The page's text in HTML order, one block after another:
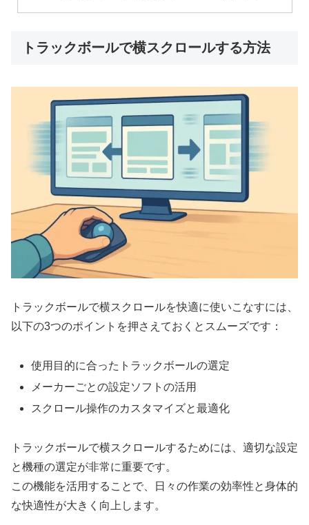
トラックボールで横スクロールする方法
トラックボールで横スクロールを快適に使いこなすには、
以下の3つのポイントを押さえておくとスムーズです：
使用目的に合ったトラックボールの選定
メーカーごとの設定ソフトの活用
スクロール操作のカスタマイズと最適化
トラックボールで横スクロールするためには、適切な設定
と機種の選定が非常に重要です。
この機能を活用することで、日々の作業の効率性と身体的
な快適性が大きく向上します。